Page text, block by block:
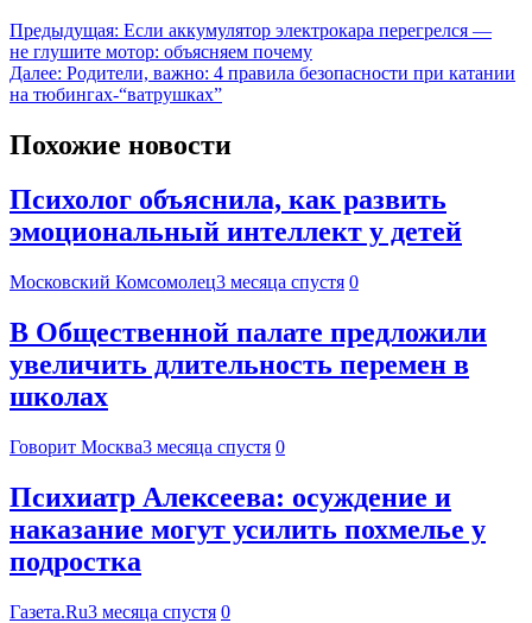
Предыдущая: Если аккумулятор электрокара перегрелся —
не глушите мотор: объясняем почему
Далее: Родители, важно: 4 правила безопасности при катании
на тюбингах-“ватрушках”
Похожие новости
Психолог объяснила, как развить
эмоциональный интеллект у детей
Московский Комсомолец3 месяца спустя 0
В Общественной палате предложили
увеличить длительность перемен в
школах
Говорит Москва3 месяца спустя 0
Психиатр Алексеева: осуждение и
наказание могут усилить похмелье у
подростка
Газета.Ru3 месяца спустя 0